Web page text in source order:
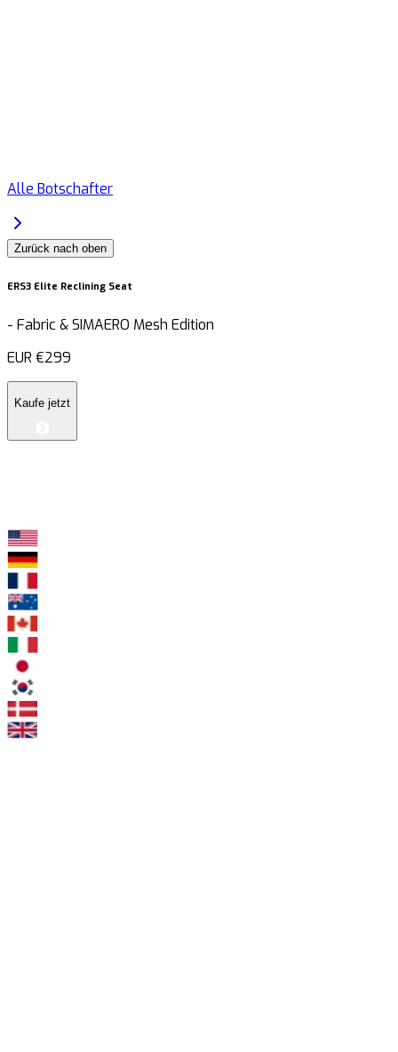
Alle Botschafter
Zurück nach oben
ERS3 Elite Reclining Seat
- Fabric & SIMAERO Mesh Edition
EUR €299
Kaufe jetzt